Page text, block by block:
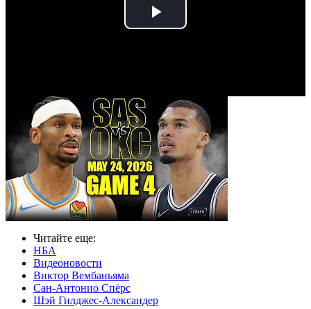
Play
Читайте еще:
НБА
Видеоновости
Виктор Вембаньяма
Сан-Антонио Спёрс
Шэй Гилджес-Александер